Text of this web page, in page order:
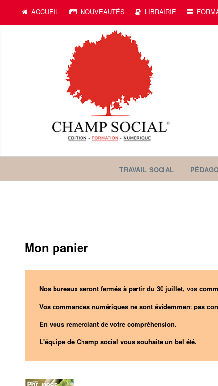
ACCUEIL NOUVEAUTÉS LIBRAIRIE
TRAVAIL SOCIAL
Mon panier
Nos bureaux seront fermés à partir du 30 juillet, vos
Vos commandes numériques ne sont évidemment pas
En vous remerciant de votre compréhension.
L'équipe de Champ social vous souhaite un bel été.